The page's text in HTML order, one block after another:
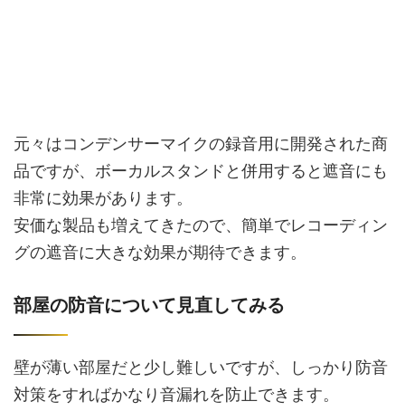
元々はコンデンサーマイクの録音用に開発された商
品ですが、ボーカルスタンドと併用すると遮音にも
非常に効果があります。
安価な製品も増えてきたので、簡単でレコーディン
グの遮音に大きな効果が期待できます。
部屋の防音について見直してみる
壁が薄い部屋だと少し難しいですが、しっかり防音
対策をすればかなり音漏れを防止できます。